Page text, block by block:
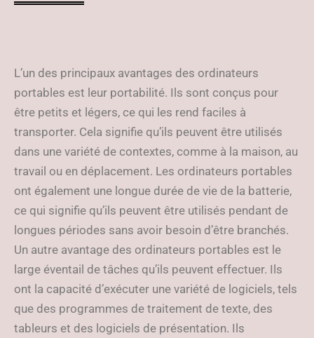
L’un des principaux avantages des ordinateurs
portables est leur portabilité. Ils sont conçus pour
être petits et légers, ce qui les rend faciles à
transporter. Cela signifie qu’ils peuvent être utilisés
dans une variété de contextes, comme à la maison, au
travail ou en déplacement. Les ordinateurs portables
ont également une longue durée de vie de la batterie,
ce qui signifie qu’ils peuvent être utilisés pendant de
longues périodes sans avoir besoin d’être branchés.
Un autre avantage des ordinateurs portables est le
large éventail de tâches qu’ils peuvent effectuer. Ils
ont la capacité d’exécuter une variété de logiciels, tels
que des programmes de traitement de texte, des
tableurs et des logiciels de présentation. Ils